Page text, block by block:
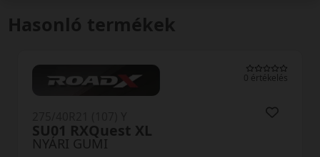
Hasonló termékek
0 értékelés
NYÁRI GUMI
N-Fera Sport XL RPB